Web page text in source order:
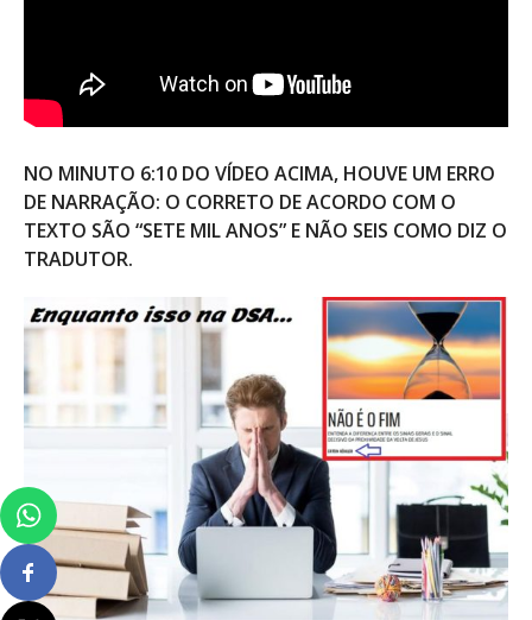
NO MINUTO 6:10 DO VÍDEO ACIMA, HOUVE UM ERRO
DE NARRAÇÃO: O CORRETO DE ACORDO COM O
TEXTO SÃO “SETE MIL ANOS” E NÃO SEIS COMO DIZ O
TRADUTOR.